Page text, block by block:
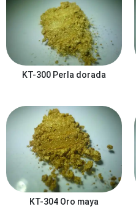
KT-300 Perla dorada
KT-304 Oro maya